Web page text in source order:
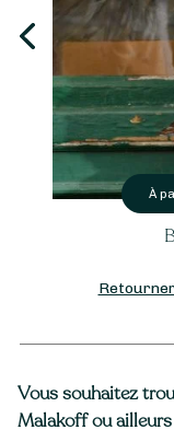
Vous souhaitez
Malakoff ou